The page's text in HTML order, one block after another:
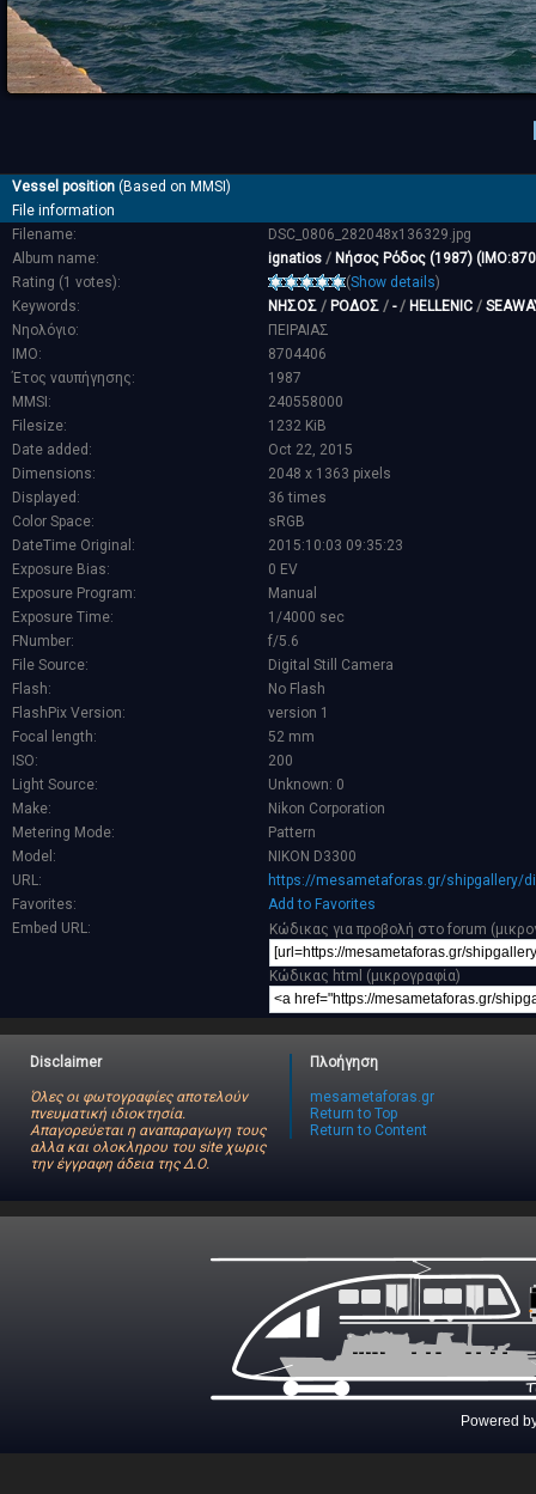
Vessel position (Based on MMSI)
File information
Filename:
DSC_0806_282048x136329.jpg
Album name:
ignatios / Νήσος Ρόδος (1987)
Rating (1 votes):
(Show details)
Keywords:
ΝΗΣΟΣ / ΡΟΔΟΣ / -/ HELLENIC /
Νηολόγιο:
ΠΕΙΡΑΙΑΣ
IMO:
8704406
Έτος ναυπήγησης:
1987
MMSI:
240558000
Filesize:
1232 KiB
Date added:
Oct 22, 2015
Dimensions:
2048 x 1363 pixels
Displayed:
36 times
Color Space:
sRGB
DateTime Original:
2015:10:03 09:35:23
Exposure Bias:
0 EV
Exposure Program:
Manual
Exposure Time:
1/4000 sec
FNumber:
f/5.6
File Source:
Digital Still Camera
Flash:
No Flash
FlashPix Version:
version 1
Focal length:
52 mm
ISO:
200
Light Source:
Unknown: 0
Make:
Nikon Corporation
Metering Mode:
Pattern
Model:
NIKON D3300
URL:
https://mesametaforas.gr/shipgallery/
Favorites:
Add to Favorites
Embed URL:
Κώδικας για προβολή στο forum
Κώδικας html (μικρογραφία)
Disclaimer
Όλες οι φωτογραφίες αποτελούν
πνευματική ιδιοκτησία.
Απαγορεύεται η αναπαραγωγη τους
αλλα και ολοκληρου του site χωρις
την έγγραφη άδεια της Δ.Ο.
Πλοήγηση
mesametaforas.gr
Return to Top
Return to Content
Powered